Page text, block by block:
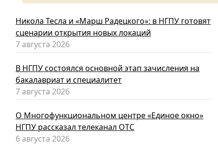
Никола Тесла и «Марш Радецкого»: в НГПУ готовят
сценарии открытия новых локаций
7 августа 2026
В НГПУ состоялся основной этап зачисления на
бакалавриат и специалитет
7 августа 2026
О Многофункциональном центре «Единое окно»
НГПУ рассказал телеканал ОТС
6 августа 2026